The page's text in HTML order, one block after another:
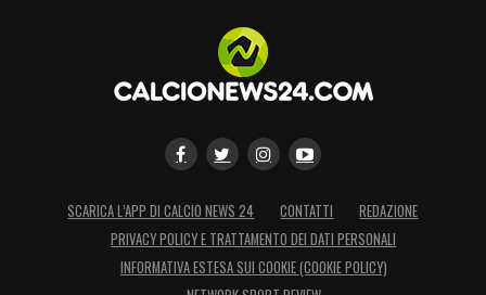
SCARICA L’APP DI CALCIO NEWS 24 CONTATTI
REDAZIONE
PRIVACY POLICY E TRATTAMENTO DEI DATI PERSONALI
INFORMATIVA ESTESA SUI COOKIE (COOKIE POLICY)